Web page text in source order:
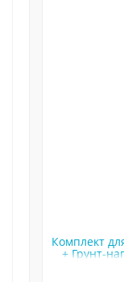
Комплект
+ Грунт-